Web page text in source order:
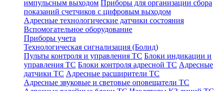
импульсным выходом Приборы для организации сбора
показаний счетчиков с цифровым выходом
Адресные технологические датчики состояния
Вспомогательное оборудование
Приборы учета
Технологическая сигнализация (Болид)
Пульты контроля и управления ТС Блоки индикации и
управления ТС Блоки контроля адресной ТС Адресные
датчики ТС Адресные расширители ТС
Адресные звуковые и световые оповещатели ТС